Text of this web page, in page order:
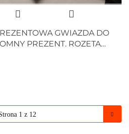
GWIAZDA DO
PREZENT. ROZETA